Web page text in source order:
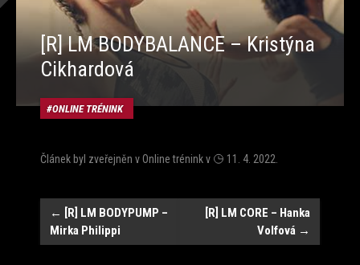
[R] LM BODYBALANCE – Kristýna
Cikhardová
ONLINE TRÉNINK
Článek byl zveřejněn vOnline tréninkv 11. 4. 2022
Navigace
← [R] LM BODYPUMP –
Mirka Philippi
[R] LM CORE – Hanka
Volfová →